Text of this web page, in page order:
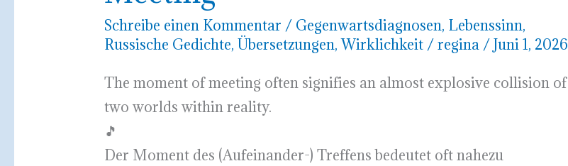
Schreibe einen Kommentar / Gegenwartsdiagnosen, Lebenssinn,
Russische Gedichte, Übersetzungen,Wirklichkeit/regina /Juni 1, 2026
The moment of meeting often signifies an almost explosive collision of
two worlds within reality.
🎵
Der Moment des (Aufeinander-) Treffens bedeutet oft nahezu